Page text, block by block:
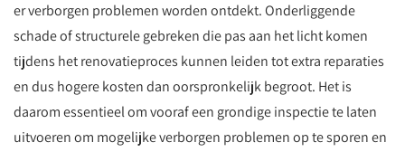
er verborgen problemen worden ontdekt. Onderliggende
schade of structurele gebreken die pas aan het licht komen
tijdens het renovatieproces kunnen leiden tot extra reparaties
en dus hogere kosten dan oorspronkelijk begroot. Het is
daarom essentieel om vooraf een grondige inspectie te laten
uitvoeren om mogelijke verborgen problemen op te sporen en